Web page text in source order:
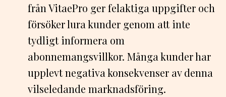
från VitaePro ger felaktiga uppgifter och
försöker lura kunder genom att inte
tydligt informera om
abonnemangsvillkor. Många kunder har
upplevt negativa konsekvenser av denna
vilseledande marknadsföring.